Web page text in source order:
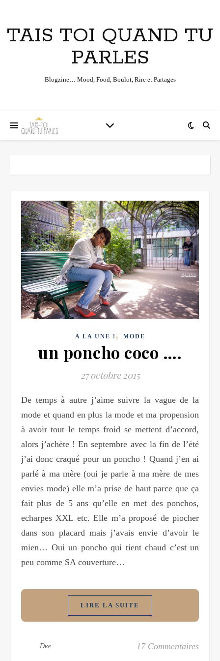
TAIS TOI QUAND TU
PARLES
Blogzine… Mood, Food, Boulot, Rire et Partages
A LA UNE ! , MODE
un poncho coco ….
27 octobre 2015
De temps à autre j’aime suivre la vague de la
mode et quand en plus la mode et ma propension
à avoir tout le temps froid se mettent d’accord,
alors j’achète ! En septembre avec la fin de l’été
j’ai donc craqué pour un poncho ! Quand j’en ai
parlé à ma mère (oui je parle à ma mère de mes
envies mode) elle m’a prise de haut parce que ça
fait plus de 5 ans qu’elle en met des ponchos,
echarpes XXL etc. Elle m’a proposé de piocher
dans son placard mais j’avais envie d’avoir le
mien… Oui un poncho qui tient chaud c’est un
peu comme SA couverture…
LIRE LA SUITE
Dee 17 Commentaires